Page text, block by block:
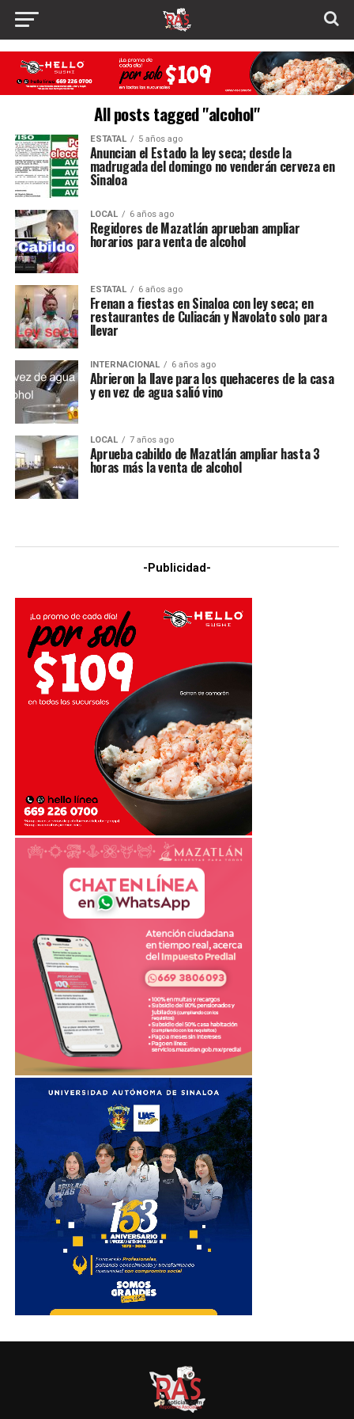
All posts tagged "alcohol"
ESTATAL 5 años ago
Anuncian el Estado la ley seca; desde la
madrugada del domingo no venderán cerveza en
Sinaloa
LOCAL 6 años ago
Regidores de Mazatlán aprueban ampliar
horarios para venta de alcohol
ESTATAL 6 años ago
Frenan a fiestas en Sinaloa con ley seca; en
restaurantes de Culiacán y Navolato solo para
llevar
INTERNACIONAL 6 años ago
Abrieron la llave para los quehaceres de la casa
y en vez de agua salió vino
LOCAL 7 años ago
Aprueba cabildo de Mazatlán ampliar hasta 3
horas más la venta de alcohol
-Publicidad-